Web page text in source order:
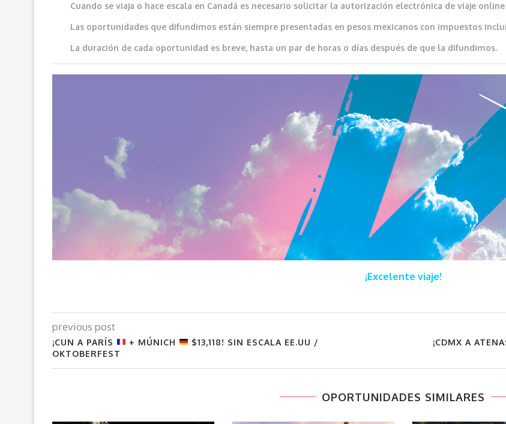
Cuando se viaja o hace escala en Canadá es necesario solicitar la autorización electrónica de viaje online
Las oportunidades que difundimos están siempre presentadas en pesos mexicanos con impuestos
La duración de cada oportunidad es breve, hasta un par de horas o días después de que la difundimos.
¡Excelente viaje!
previous post
¡CUN A PARÍS + MÚNICH
$13,118! SIN ESCALA EE.UU /
OKTOBERFEST
¡CDMX A
OPORTUNIDADES SIMILARES